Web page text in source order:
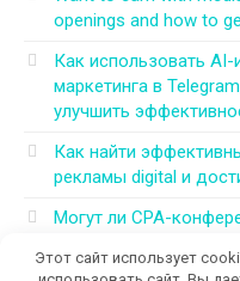
openings and how to
Как использовать
маркетинга в
улучшить
Как найти
рекламы digital и
Могут ли CPA-
области
Этот сайт использует